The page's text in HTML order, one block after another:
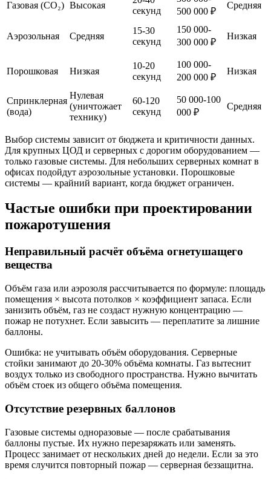
Газовая (CO₂) Высокая
секунд
500 000 ₽
Средняя
Аэрозольная Средняя
15-30
секунд
150 000-
300 000 ₽
Низкая
Порошковая Низкая
10-20
секунд
100 000-
200 000 ₽
Низкая
Спринклерная
(вода)
Нулевая
(уничтожает
технику)
60-120
секунд
50 000-100
000 ₽
Средняя
Выбор системы зависит от бюджета и критичности данных.
Для крупных ЦОД и серверных с дорогим оборудованием —
только газовые системы. Для небольших серверных комнат в
офисах подойдут аэрозольные установки. Порошковые
системы — крайний вариант, когда бюджет ограничен.
Частые ошибки при проектировании
пожаротушения
Неправильный расчёт объёма огнетушащего
вещества
Объём газа или аэрозоля рассчитывается по формуле: площадь
помещения × высота потолков × коэффициент запаса. Если
занизить объём, газ не создаст нужную концентрацию —
пожар не потухнет. Если завысить — переплатите за лишние
баллоны.
Ошибка: не учитывать объём оборудования. Серверные
стойки занимают до 20-30% объёма комнаты. Газ вытеснит
воздух только из свободного пространства. Нужно вычитать
объём стоек из общего объёма помещения.
Отсутствие резервных баллонов
Газовые системы одноразовые — после срабатывания
баллоны пустые. Их нужно перезаряжать или заменять.
Процесс занимает от нескольких дней до недели. Если за это
время случится повторный пожар — серверная беззащитна.